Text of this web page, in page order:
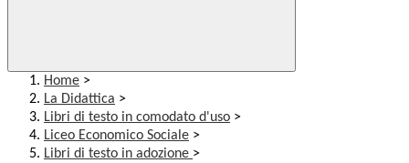
Home >
La Didattica >
Libri di testo in comodato d'uso >
Liceo Economico Sociale >
Libri di testo in adozione >